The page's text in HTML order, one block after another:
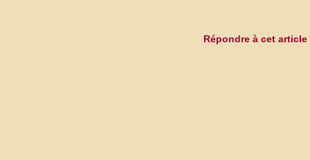
Répondre à cet article